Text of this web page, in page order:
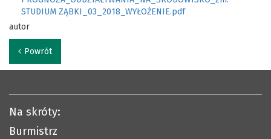
STUDIUM ZĄBKI_03_2018_WYŁOŻENIE.pdf
autor
Powrót
Na skróty:
Burmistrz